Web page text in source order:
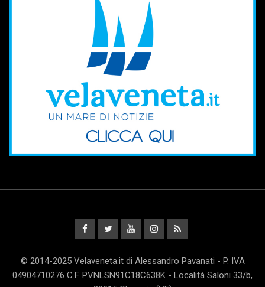
© 2014-2025 Velaveneta.it di Alessandro Pavanati - P. IVA
04904710276 C.F. PVNLSN91C18C638K - Località Saloni 33/b,